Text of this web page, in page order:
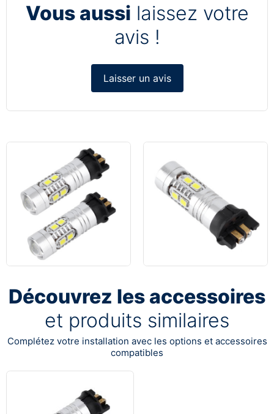
Vous aussi laissez votre
avis !
Laisser un avis
Découvrez les accessoires
et produits similaires
Complétez votre installation avec les options et accessoires
compatibles